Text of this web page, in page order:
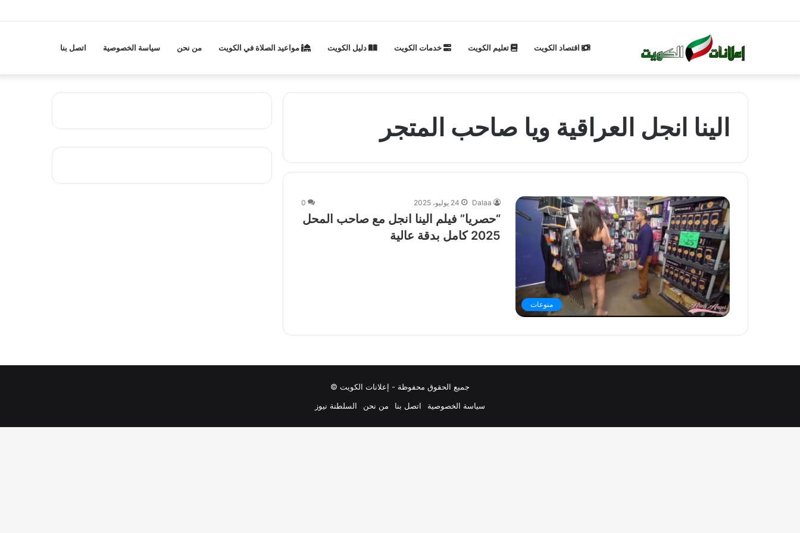
اقتصاد الكويت تعليم الكويت خدمات الكويت دليل الكويت مواعيد الصلاة في الكويت من نحن سياسة الخصوصية اتصل بنا
الينا انجل العراقية ويا صاحب المتجر
منوعات
Dalaa 24 يوليو، 2025 0
“حصريا” فيلم الينا انجل مع صاحب المحل
2025 كامل بدقة عالية
جميع الحقوق محفوظة - إعلانات الكويت ©
سياسة الخصوصية
اتصل بنا من نحن السلطنة نيوز